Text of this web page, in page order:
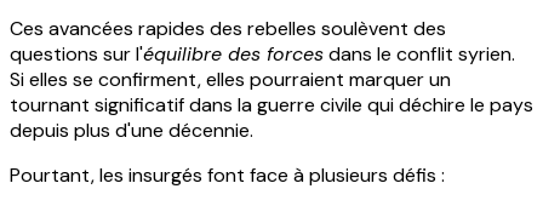
Ces avancées rapides des rebelles soulèvent des
questions sur l'équilibre des forcesdans le conflit syrien.
Si elles se confirment, elles pourraient marquer un
tournant significatif dans la guerre civile qui déchire le pays
depuis plus d'une décennie.
Pourtant, les insurgés font face à plusieurs défis :